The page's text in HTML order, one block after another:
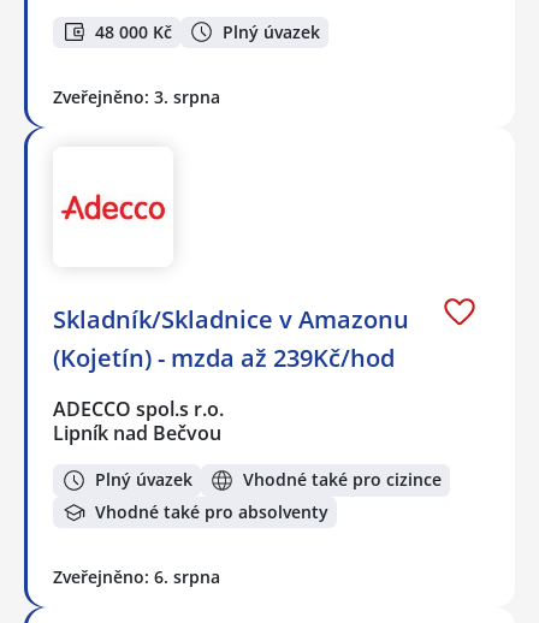
48 000 Kč Plný úvazek
Zveřejněno: 3. srpna
Skladník/Skladnice v Amazonu
(Kojetín) - mzda až 239Kč/hod
ADECCO spol.s r.o.
Lipník nad Bečvou
Plný úvazek
Vhodné také pro cizince
Vhodné také pro absolventy
Zveřejněno: 6. srpna